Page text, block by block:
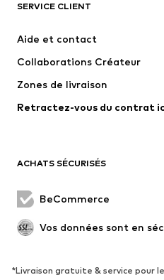
Nouveautés
Lingerie
Manteaux
Occasions spéciales
Nouveautés
SERVICE CLIENT
Aide et contact
Collaborations Créateur
Zones de livraison
Retractez-vous du contrat
ACHATS SÉCURISÉS
BeCommerce
Vos données sont en
*Livraison gratuite & service pour